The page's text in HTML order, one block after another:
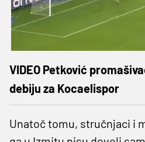
VIDEO Petković
debiju za Kocaelispor
Unatoč tomu, stručnjaci i